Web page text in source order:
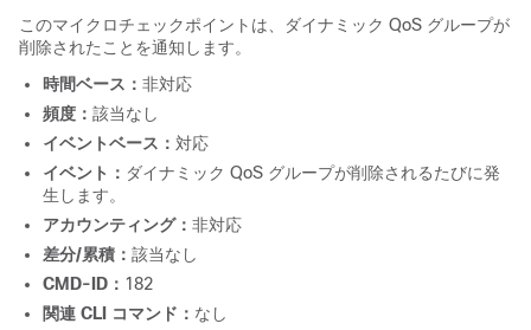
このマイクロチェックポイントは、ダイナミック QoS グループが
削除されたことを通知します。
時間ベース： 非対応
頻度： 該当なし
イベントベース： 対応
イベント： ダイナミック QoS グループが削除されるたびに発
生します。
アカウンティング： 非対応
差分/累積： 該当なし
CMD-ID： 182
関連 CLI コマンド： なし